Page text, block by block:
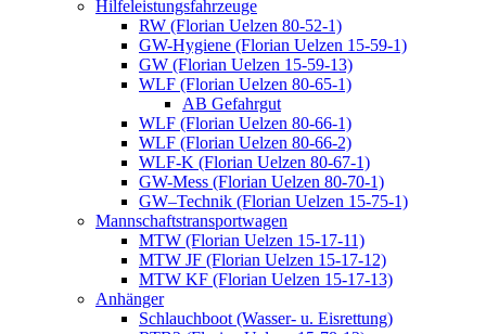
Hilfeleistungsfahrzeuge
RW (Florian Uelzen 80-52-1)
GW-Hygiene (Florian Uelzen 15-59-1)
GW (Florian Uelzen 15-59-13)
WLF (Florian Uelzen 80-65-1)
AB Gefahrgut
WLF (Florian Uelzen 80-66-1)
WLF (Florian Uelzen 80-66-2)
WLF-K (Florian Uelzen 80-67-1)
GW-Mess (Florian Uelzen 80-70-1)
GW–Technik (Florian Uelzen 15-75-1)
Mannschaftstransportwagen
MTW (Florian Uelzen 15-17-11)
MTW JF (Florian Uelzen 15-17-12)
MTW KF (Florian Uelzen 15-17-13)
Anhänger
Schlauchboot (Wasser- u. Eisrettung)